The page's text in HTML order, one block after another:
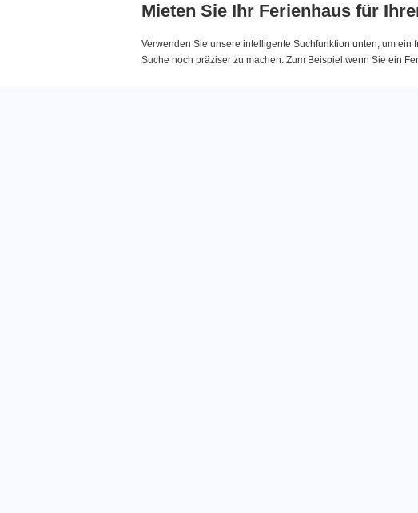
Mieten Sie Ihr Ferienhaus für
Verwenden Sie unsere intelligente Suchfunktion unten, um
Suche noch präziser zu machen. Zum Beispiel wenn Sie ein